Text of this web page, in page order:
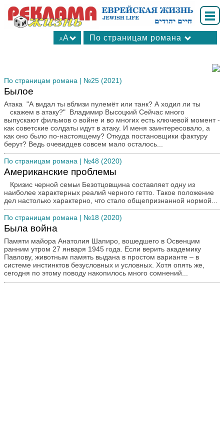
AA
А
По страницам романа
Ваш досуг
Для вас, женщины
Интересные факты
Калейдоскоп
Книжные новинки
Культхроники
Личности в истории
Медицина
Мнения
Мода
Новости
Письмо в редакцию
По страницам романа
Политический ликбез
По страницам романа | №25 (2021)
Былое
Атака "А видал ты вблизи пулемёт или танк? А ходил ли ты
скажем в атаку?" Владимир Высоцкий Сейчас много
выпускают фильмов о войне и во многих есть ключевой момент -
как советские солдаты идут в атаку. И меня заинтересовало, а
как оно было по-настоящему? Откуда постановщики фактуру
берут? Ведь очевидцев совсем мало осталось...
По страницам романа | №48 (2020)
Американские проблемы
наиболее характерных реалий черного гетто. Такое положение
дел настолько характерно, что стало общепризнанной нормой...
По страницам романа | №18 (2020)
Была война
Памяти майора Анатолия Шапиро, вошедшего в Освенцим
ранним утром 27 января 1945 года. Если верить академику
Павлову, животным память выдана в простом варианте – в
системе инстинктов безусловных и условных. Хотя опять же,
сегодня по этому поводу накопилось много сомнений...